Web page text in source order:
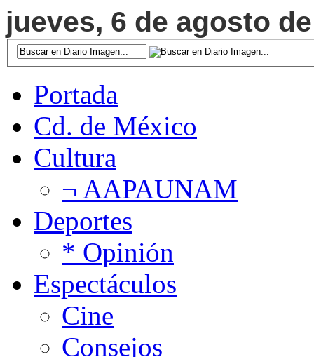
jueves, 6 de agosto
Portada
Cd. de México
Cultura
¬ AAPAUNAM
Deportes
* Opinión
Espectáculos
Cine
Consejos